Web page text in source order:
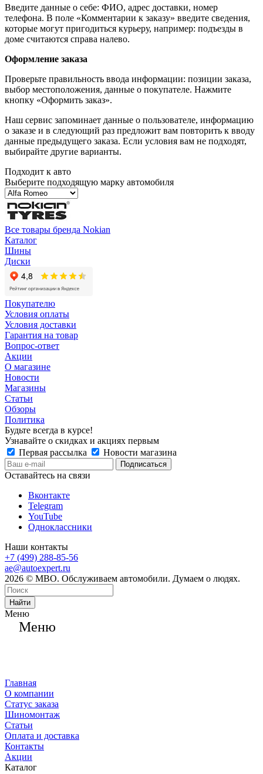
Введите данные о себе: ФИО, адрес доставки, номер
телефона. В поле «Комментарии к заказу» введите сведения,
которые могут пригодиться курьеру, например: подъезды в
доме считаются справа налево.
Оформление заказа
Проверьте правильность ввода информации: позиции заказа,
выбор местоположения, данные о покупателе. Нажмите
кнопку «Оформить заказ».
Наш сервис запоминает данные о пользователе, информацию
о заказе и в следующий раз предложит вам повторить к вводу
данные предыдущего заказа. Если условия вам не подходят,
выбирайте другие варианты.
Подходит к авто
Выберите подходящую марку автомобиля
Все товары бренда Nokian
Каталог
Шины
Диски
Покупателю
Условия оплаты
Условия доставки
Гарантия на товар
Вопрос-ответ
Акции
О магазине
Новости
Магазины
Статьи
Обзоры
Политика
Будьте всегда в курсе!
Узнавайте о скидках и акциях первым
Первая рассылка
Новости магазина
Оставайтесь на связи
Вконтакте
Telegram
YouTube
Одноклассники
Наши контакты
+7 (499) 288-85-56
ae@autoexpert.ru
2026 © МВО. Обслуживаем автомобили. Думаем о людях.
Найти
Меню
Меню
Главная
О компании
Статус заказа
Шиномонтаж
Статьи
Оплата и доставка
Контакты
Акции
Каталог